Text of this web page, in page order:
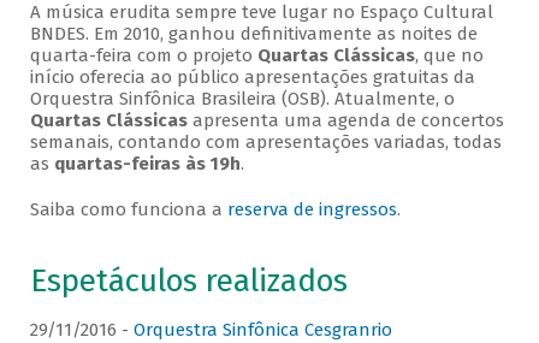
A música erudita sempre teve lugar no Espaço Cultural
BNDES. Em 2010, ganhou definitivamente as noites de
quarta-feira com o projeto Quartas Clássicas, que no
início oferecia ao público apresentações gratuitas da
Orquestra Sinfônica Brasileira (OSB). Atualmente, o
Quartas Clássicasapresenta uma agenda de concertos
semanais, contando com apresentações variadas, todas
as quartas-feiras às 19h.
Saiba como funciona a reserva de ingressos.
Espetáculos realizados
29/11/2016 - Orquestra Sinfônica Cesgranrio